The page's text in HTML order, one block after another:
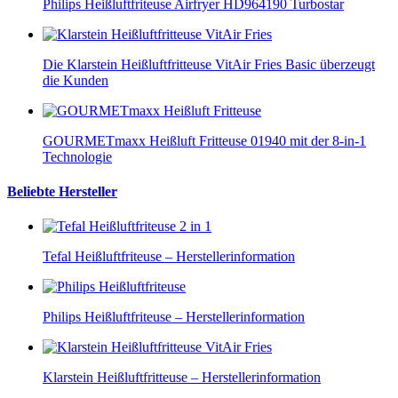
Philips Heißluftfriteuse Airfryer HD964190 Turbostar
Die Klarstein Heißluftfritteuse VitAir Fries Basic überzeugt
die Kunden
GOURMETmaxx Heißluft Fritteuse 01940 mit der 8-in-1
Technologie
Beliebte Hersteller
Tefal Heißluftfriteuse – Herstellerinformation
Philips Heißluftfriteuse – Herstellerinformation
Klarstein Heißluftfritteuse – Herstellerinformation